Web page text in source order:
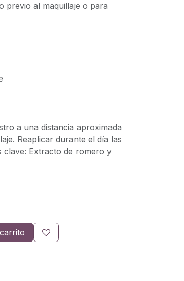
previo al maquillaje o para
a una distancia aproximada
Reaplicar durante el día las
clave: Extracto de romero y